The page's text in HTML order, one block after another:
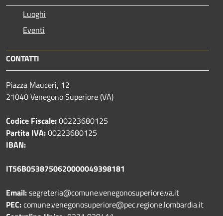
Luoghi
Eventi
CONTATTI
Piazza Mauceri, 12
21040 Venegono Superiore (VA)
Codice Fiscale:00223680125
Partita IVA:00223680125
IBAN:
IT56B0538750620000049398181
Email:segreteria@comune.venegonosuperiore.va.it
PEC:comune.venegonosuperiore@pec.regione.lombardia.it